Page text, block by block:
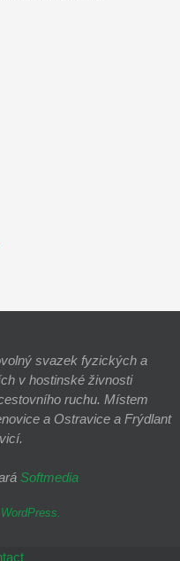
svazek fyzických a
v hostinské živnosti
ruchu. Místem
a Ostravice a Frýdlant
Softmedia
WordPress.